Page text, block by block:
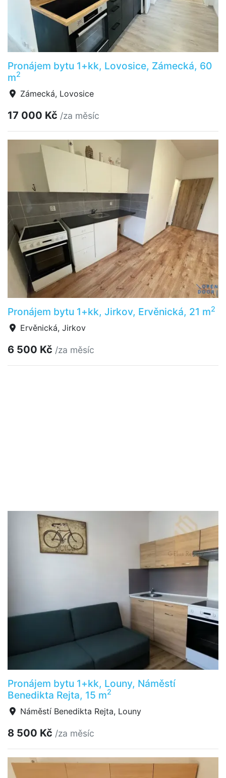
Pronájem bytu 1+kk, Lovosice, Zámecká, 60
m2
Zámecká, Lovosice
17 000 Kč /za měsíc
Pronájem bytu 1+kk, Jirkov, Ervěnická, 21 m2
Ervěnická, Jirkov
6 500 Kč /za měsíc
Pronájem bytu 1+kk, Louny, Náměstí
Benedikta Rejta, 15 m2
Náměstí Benedikta Rejta, Louny
8 500 Kč /za měsíc